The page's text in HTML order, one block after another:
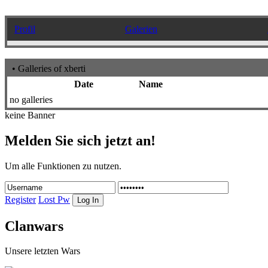
Profil Galerien
• Galleries of xberti
Date
Name
no galleries
keine Banner
Melden Sie sich jetzt an!
Um alle Funktionen zu nutzen.
Register Lost Pw
Clanwars
Unsere letzten Wars